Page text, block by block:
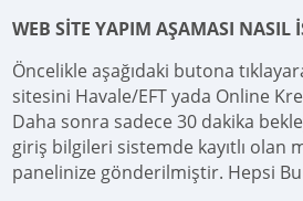
WEB SİTE YAPIM AŞAMASI NASIL
Öncelikle aşağıdaki butona
sitesini Havale/EFT yada Online
Daha sonra sadece 30 dakika
giriş bilgileri sistemde kayıtlı olan
panelinize gönderilmiştir. Hepsi